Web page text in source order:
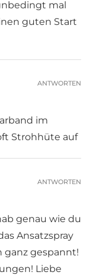
mal
guten Start
im
Strohhüte auf
ANTWORTEN
genau wie du
Ansatzspray
ganz gespannt!
Liebe
ANTWORTEN